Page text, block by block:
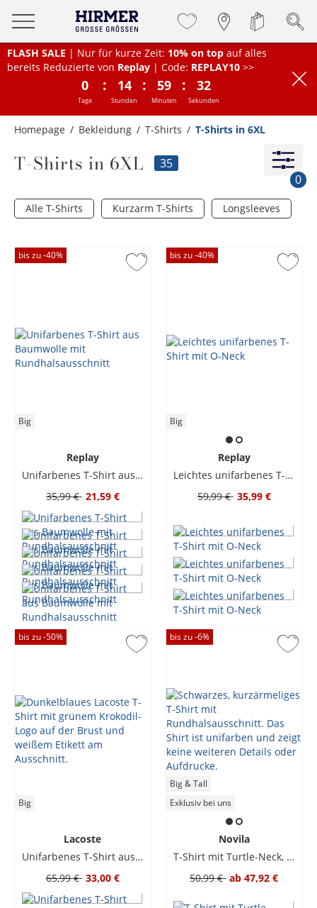
FLASH SALE | Nur für kurze Zeit: 10% on topauf alles
bereits Reduzierte von Replay| Code: REPLAY10>>
0
Tage
: 14
Stunden
: 59
Minuten
: 31
Sekunden
Homepage Bekleidung T-Shirts T-Shirts in 6XL
T-Shirts in 6XL
35
0
Alle T-Shirts Kurzarm T-Shirts Longsleeves
bis zu -40%
Big
Replay
Unifarbenes T-Shirt aus Baumwolle mit Rundhalsausschnitt
35,99 € 21,59 €
bis zu -40%
Big
Replay
Leichtes unifarbenes T-Shirt mit O-Neck
59,99 € 35,99 €
bis zu -50%
Big
Lacoste
Unifarbenes T-Shirt aus Baumwolle mit Krokodil-Stickerei, Classic Fit
65,99 € 33,00 €
bis zu -6%
Big & Tall
Exklusiv bei uns
Novila
T-Shirt mit Turtle-Neck, Unterhemd
50,99 € ab 47,92 €